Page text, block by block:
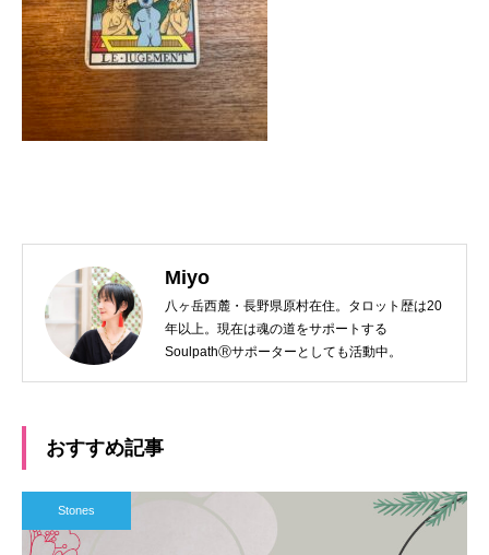
Miyo
八ヶ岳西麓・長野県原村在住。タロット歴は20
年以上。現在は魂の道をサポートする
SoulpathⓇサポーターとしても活動中。
おすすめ記事
Stones